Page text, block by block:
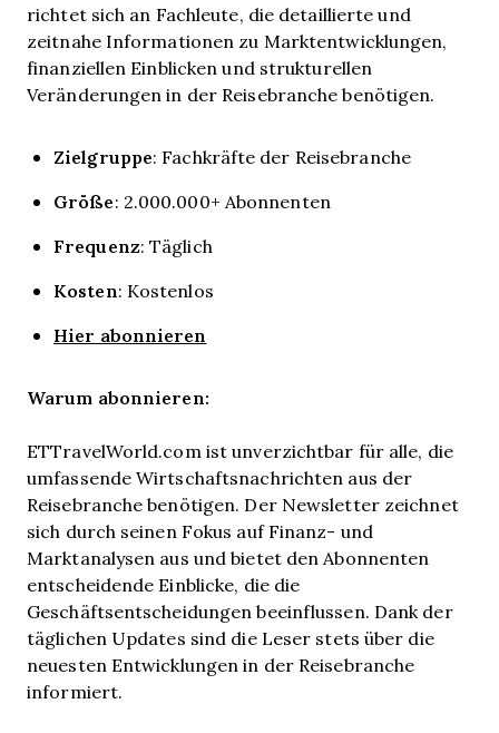
richtet sich an Fachleute, die detaillierte und
zeitnahe Informationen zu Marktentwicklungen,
finanziellen Einblicken und strukturellen
Veränderungen in der Reisebranche benötigen.
Zielgruppe: Fachkräfte der Reisebranche
Größe: 2.000.000+ Abonnenten
Frequenz: Täglich
Kosten: Kostenlos
Hier abonnieren
Warum abonnieren:
ETTravelWorld.com ist unverzichtbar für alle, die
umfassende Wirtschaftsnachrichten aus der
Reisebranche benötigen. Der Newsletter zeichnet
sich durch seinen Fokus auf Finanz- und
Marktanalysen aus und bietet den Abonnenten
entscheidende Einblicke, die die
Geschäftsentscheidungen beeinflussen. Dank der
täglichen Updates sind die Leser stets über die
neuesten Entwicklungen in der Reisebranche
informiert.